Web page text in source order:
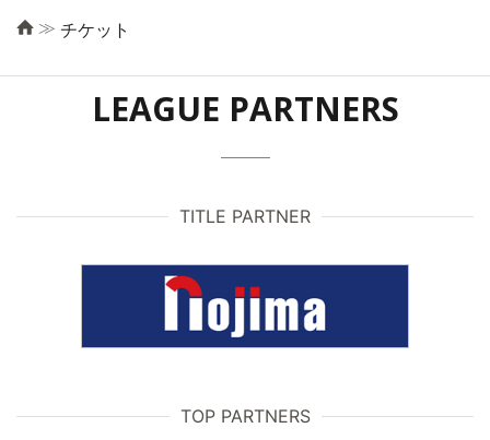
≫ チケット
LEAGUE PARTNERS
TITLE PARTNER
TOP PARTNERS